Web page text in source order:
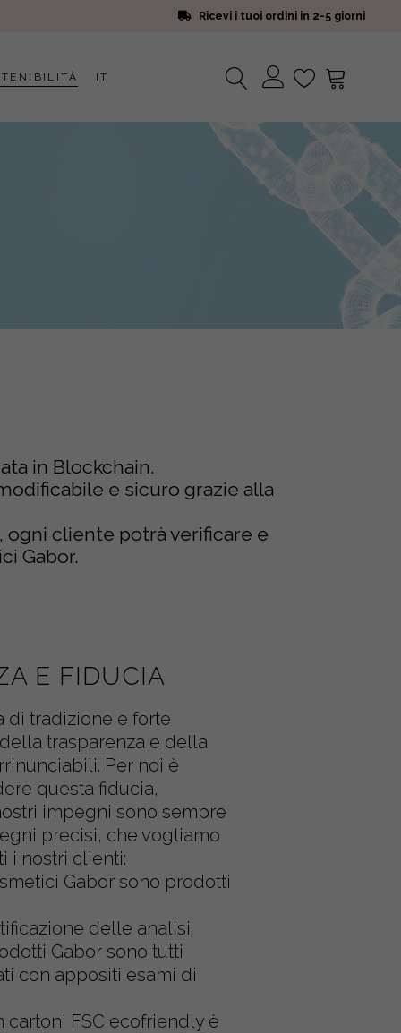
Ricevi i tuoi ordini in 2-5 giorni
IT
Nessun prodotto nel carrello.
in Blockchain.
e sicuro grazie alla
ogni cliente potrà verificare e
Gabor.
E FIDUCIA
di tradizione e forte
trasparenza e della
Per noi è
questa fiducia,
impegni sono sempre
precisi, che vogliamo
i nostri clienti:
Gabor sono prodotti
delle analisi
Gabor sono tutti
con appositi esami di
cartoni FSC ecofriendly è